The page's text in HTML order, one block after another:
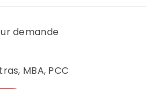
demande
MBA, PCC